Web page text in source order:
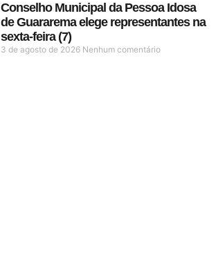
Conselho Municipal da Pessoa Idosa
de Guararema elege representantes na
sexta-feira (7)
3 de agosto de 2026 Nenhum comentário